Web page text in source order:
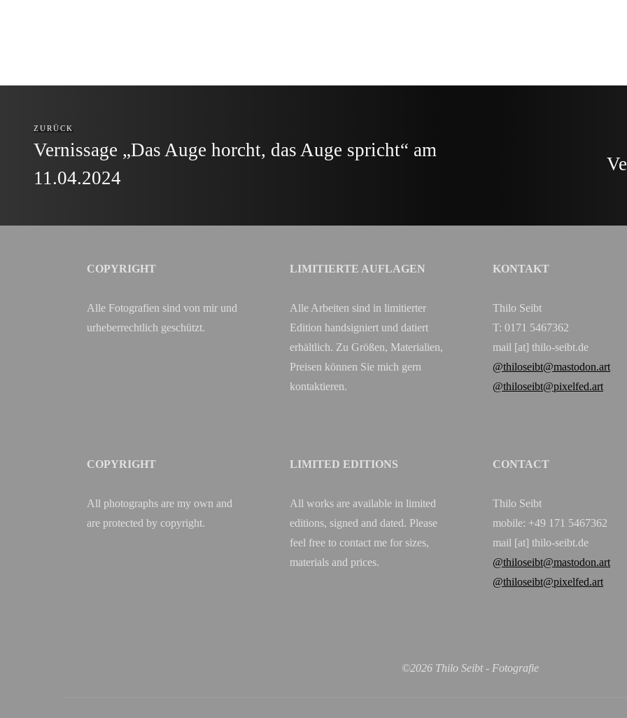
ZURÜCK
Vernissage „Das Auge horcht, das Auge spricht“ am
11.04.2024
COPYRIGHT
Alle Fotografien sind von mir und
urheberrechtlich geschützt.
LIMITIERTE AUFLAGEN
Alle Arbeiten sind in limitierter
Edition handsigniert und datiert
erhältlich. Zu Größen, Materialien,
Preisen können Sie mich gern
kontaktieren.
KONTAKT
Thilo Seibt
T: 0171 5467362
mail [at] thilo-seibt.de
@thiloseibt@mastodon.art
@thiloseibt@pixelfed.art
COPYRIGHT
All photographs are my own and
are protected by copyright.
LIMITED EDITIONS
All works are available in limited
editions, signed and dated. Please
feel free to contact me for sizes,
materials and prices.
CONTACT
Thilo Seibt
mobile: +49 171 5467362
mail [at] thilo-seibt.de
@thiloseibt@mastodon.art
@thiloseibt@pixelfed.art
©2026 Thilo Seibt - Fotografie